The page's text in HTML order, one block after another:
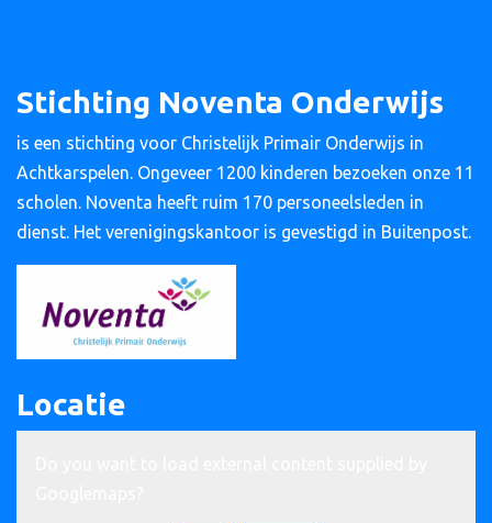
Stichting Noventa Onderwijs
is een stichting voor Christelijk Primair Onderwijs in
Achtkarspelen. Ongeveer 1200 kinderen bezoeken onze 11
scholen. Noventa heeft ruim 170 personeelsleden in
dienst. Het verenigingskantoor is gevestigd in Buitenpost.
Locatie